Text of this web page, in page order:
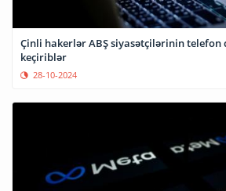
Çinli hakerlər ABŞ siyasətçilərinin telefon
keçiriblər
28-10-2024